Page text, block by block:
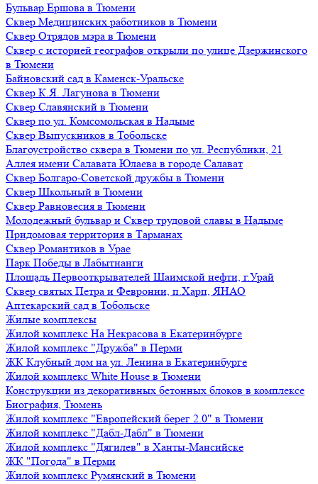
Бульвар Ершова в Тюмени
Сквер Медицинских работников в Тюмени
Сквер Отрядов мэра в Тюмени
Сквер с историей географов открыли по улице Дзержинского
в Тюмени
Байновский сад в Каменск-Уральске
Сквер К.Я. Лагунова в Тюмени
Сквер Славянский в Тюмени
Сквер по ул. Комсомольская в Надыме
Сквер Выпускников в Тобольске
Благоустройство сквера в Тюмени по ул. Республики, 21
Аллея имени Салавата Юлаева в городе Салават
Сквер Болгаро-Советской дружбы в Тюмени
Сквер Школьный в Тюмени
Сквер Равновесия в Тюмени
Молодежный бульвар и Сквер трудовой славы в Надыме
Придомовая территория в Тарманах
Сквер Романтиков в Урае
Парк Победы в Лабытнанги
Площадь Первооткрывателей Шаимской нефти, г.Урай
Сквер святых Петра и Февронии, п.Харп, ЯНАО
Аптекарский сад в Тобольске
Жилые комплексы
Жилой комплекс На Некрасова в Екатеринбурге
Жилой комплекс "Дружба" в Перми
ЖК Клубный дом на ул. Ленина в Екатеринбурге
Жилой комплекс White House в Тюмени
Конструкции из декоративных бетонных блоков в комплексе
Биография, Тюмень
Жилой комплекс "Европейский берег 2.0" в Тюмени
Жилой комплекс "Дабл-Дабл" в Тюмени
Жилой комплекс "Дягилев" в Ханты-Мансийске
ЖК "Погода" в Перми
Жилой комплекс Румянский в Тюмени